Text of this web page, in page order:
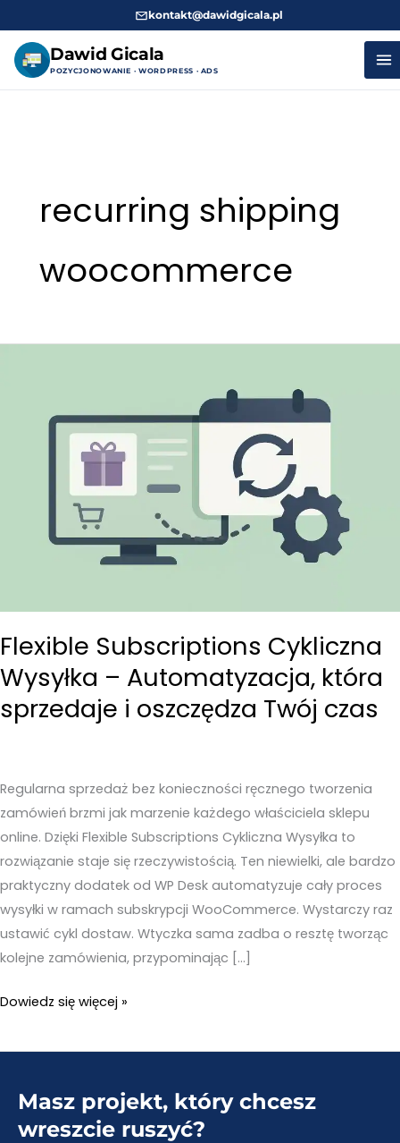
kontakt@dawidgicala.pl
Dawid Gicala
POZYCJONOWANIE · WORDPRESS · ADS
recurring shipping
woocommerce
Flexible Subscriptions Cykliczna
Wysyłka – Automatyzacja, która
sprzedaje i oszczędza Twój czas
Regularna sprzedaż bez konieczności ręcznego tworzenia
zamówień brzmi jak marzenie każdego właściciela sklepu
online. Dzięki Flexible Subscriptions Cykliczna Wysyłka to
rozwiązanie staje się rzeczywistością. Ten niewielki, ale bardzo
praktyczny dodatek od WP Desk automatyzuje cały proces
wysyłki w ramach subskrypcji WooCommerce. Wystarczy raz
ustawić cykl dostaw. Wtyczka sama zadba o resztę tworząc
kolejne zamówienia, przypominając […]
Flexible
Cykliczna
Automatyzacja,
Dowiedz się więcej »
Masz projekt, który chcesz
wreszcie ruszyć?